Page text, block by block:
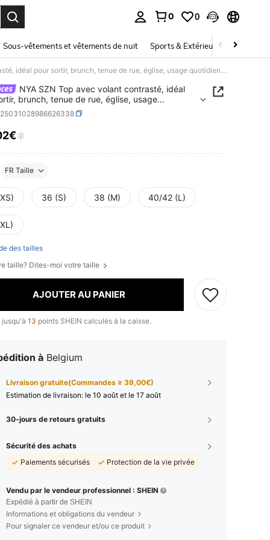
0 0
Sous-vêtements et vêtements de nuit Sports & Extérieur Enfants
NYA SZN Top avec volant contrasté, idéal pour sortir, brunch, tenue de rue, église, usage quotidien, décontracté, chic, modeste, satin pastel, déclaration, festival
NYA SZN Top avec volant contrasté, idéal
brunch, tenue de rue, église, usage
décontracté, chic, modeste, satin pastel,
festival
AND AVAILABILITY
FR Taille
36 (S) 38 (M) 40/42 (L)
des tailles
taille? Dites-moi votre taille
AJOUTER AU PANIER
jusqu'à 13 points SHEIN calculés à la caisse.
à Belgium
Livraison gratuite(Commandes ≥ 39,00€)
Estimation de livraison: le 10 août et le 17 août
30-jours de retours gratuits
Sécurité des achats
Paiements sécurisés
Protection de la vie privée
Vendu par le vendeur professionnel : SHEIN
Expédié à partir de SHEIN
Informations et obligations du vendeur
Pour signaler ce vendeur et/ou ce produit